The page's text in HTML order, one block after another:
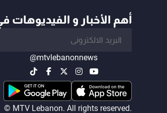
أهم الأخبار و الفيديوهات
@mtvlebanonnews
© MTV Lebanon. All rights reserved.